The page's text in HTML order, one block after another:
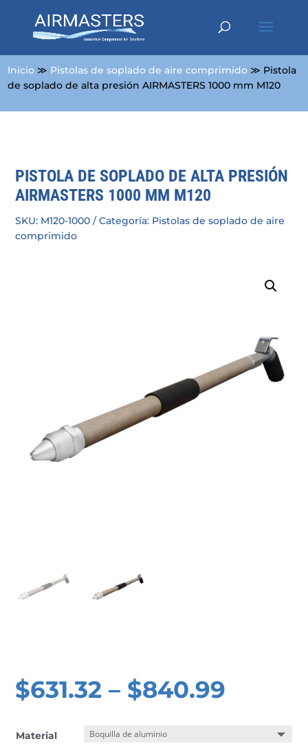
Inicio ≫ Pistolas de soplado de aire comprimido ≫ Pistola
de soplado de alta presión AIRMASTERS 1000 mm M120
PISTOLA DE SOPLADO DE ALTA PRESIÓN
AIRMASTERS 1000 MM M120
SKU: M120-1000 Categoría: Pistolas de soplado de aire
comprimido
$631.32 – $840.99
Material